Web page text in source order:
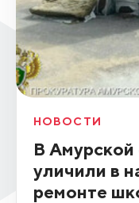
НОВОСТИ
В Амурской
уличили в
ремонте